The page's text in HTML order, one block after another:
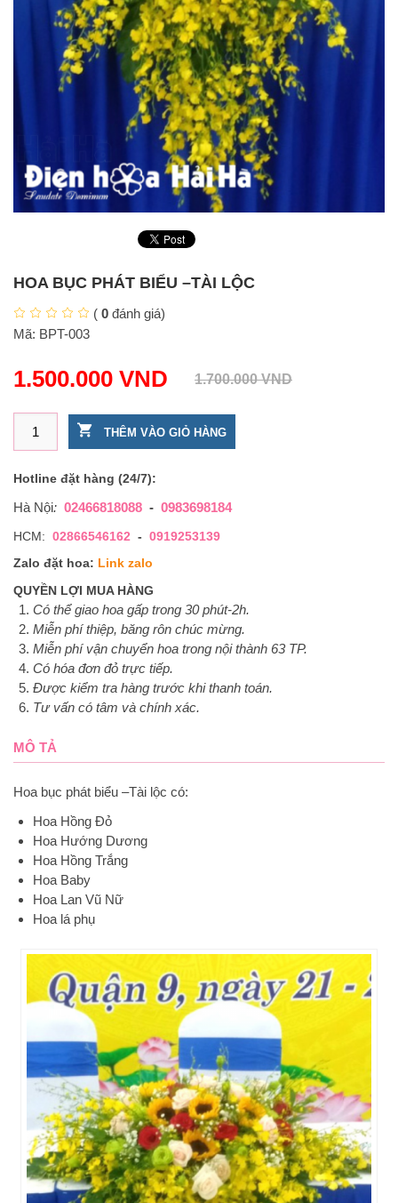
HOA BỤC PHÁT BIỂU –TÀI LỘC
( 0 đánh giá)
Mã: BPT-003
1.700.000VND
1.500.000 VND
Hoa bục phát biểu –Tài lộc số lượng
THÊM VÀO GIỎ HÀNG
Hotline đặt hàng (24/7):
Hà Nội: 02466818088 - 0983698184
HCM: 02866546162 - 0919253139
Zalo đặt hoa: Link zalo
QUYỀN LỢI MUA HÀNG
Có thể giao hoa gấp trong 30 phút-2h.
Miễn phí thiệp, băng rôn chúc mừng.
Miễn phí vận chuyển hoa trong nội thành 63 TP.
Có hóa đơn đỏ trực tiếp.
Được kiểm tra hàng trước khi thanh toán.
Tư vấn có tâm và chính xác.
MÔ TẢ
Hoa bục phát biểu –Tài lộc có:
Hoa Hồng Đỏ
Hoa Hướng Dương
Hoa Hồng Trắng
Hoa Baby
Hoa Lan Vũ Nữ
Hoa lá phụ